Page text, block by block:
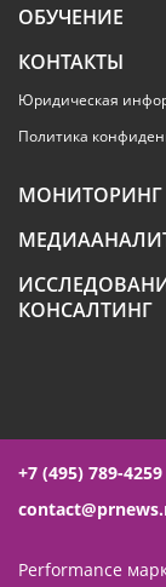
ОБУЧЕНИЕ
КОНТАКТЫ
Юридическая
Политика
КОНСАЛТИНГ
+7 (495) 789-4259
Performance